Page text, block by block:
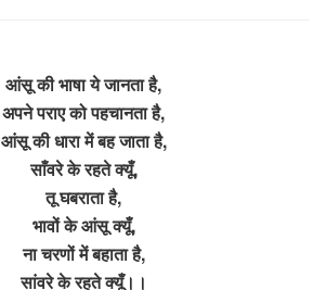
आंसू की भाषा ये जानता है,
अपने पराए को पहचानता है,
आंसू की धारा में बह जाता है,
साँवरे के रहते क्यूँ,
तू घबराता है,
भावों के आंसू क्यूँ,
ना चरणों में बहाता है,
सांवरे के रहते क्यूँ।।